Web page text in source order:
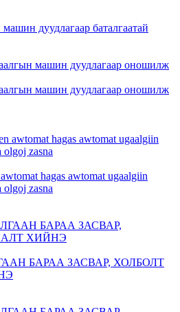
дуудлагаар баталгаатай
машин дуудлагаар оношилж
машин дуудлагаар оношилж
hagas awtomat ugaalgiin
olgoj zasna
БАРАА ЗАСВАР, ХОЛБОЛТ